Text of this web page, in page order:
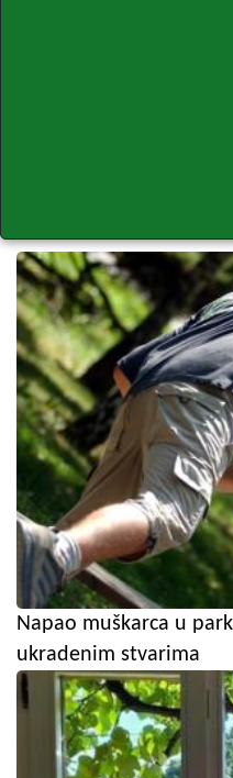
Napao muškarca u
ukradenim stvarima